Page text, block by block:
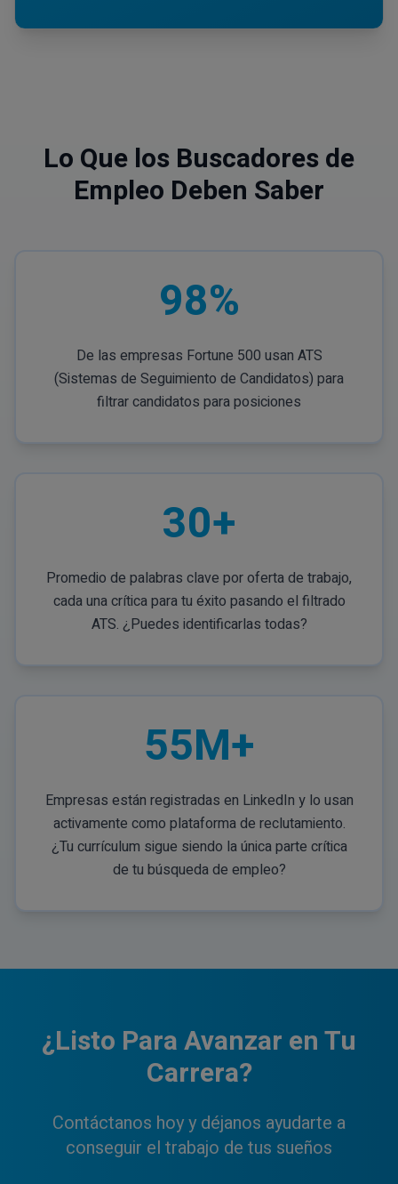
Lo Que los Buscadores de
Empleo Deben Saber
98%
De las empresas Fortune 500 usan ATS
(Sistemas de Seguimiento de Candidatos) para
filtrar candidatos para posiciones
30+
Promedio de palabras clave por oferta de trabajo,
cada una crítica para tu éxito pasando el filtrado
ATS. ¿Puedes identificarlas todas?
55M+
Empresas están registradas en LinkedIn y lo usan
activamente como plataforma de reclutamiento.
¿Tu currículum sigue siendo la única parte crítica
de tu búsqueda de empleo?
¿Listo Para Avanzar en Tu
Carrera?
Contáctanos hoy y déjanos ayudarte a
conseguir el trabajo de tus sueños